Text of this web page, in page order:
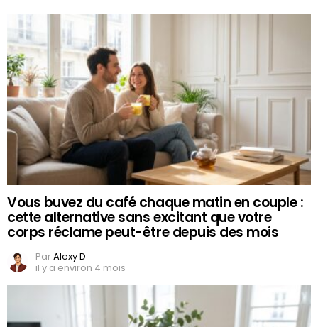
Vous buvez du café chaque matin en couple :
cette alternative sans excitant que votre
corps réclame peut-être depuis des mois
ParAlexy D
il y a environ 4 mois